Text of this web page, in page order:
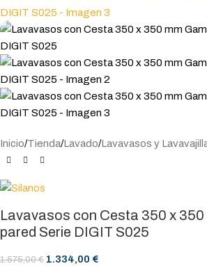
Inicio Tienda Lavado Lavavasos y
Lavavasos con Cesta 350 x 350
pared Serie DIGIT S025
1.575,00€ 1.334,00 €